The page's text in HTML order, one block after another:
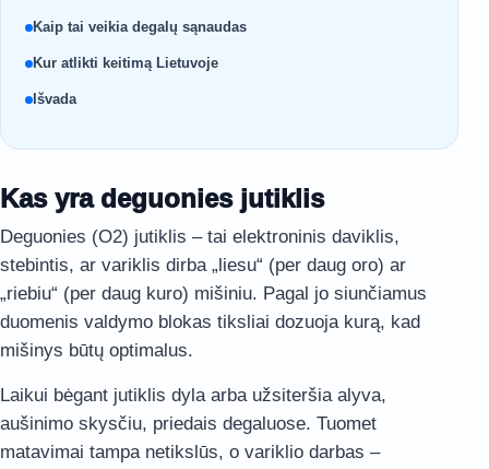
Kaip tai veikia degalų sąnaudas
Kur atlikti keitimą Lietuvoje
Išvada
Kas yra deguonies jutiklis
Deguonies (O2) jutiklis – tai elektroninis daviklis,
stebintis, ar variklis dirba „liesu“ (per daug oro) ar
„riebiu“ (per daug kuro) mišiniu. Pagal jo siunčiamus
duomenis valdymo blokas tiksliai dozuoja kurą, kad
mišinys būtų optimalus.
Laikui bėgant jutiklis dyla arba užsiteršia alyva,
aušinimo skysčiu, priedais degaluose. Tuomet
matavimai tampa netikslūs, o variklio darbas –